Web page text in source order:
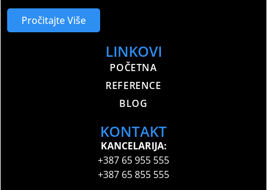
Pročitajte Više
LINKOVI
POČETNA
REFERENCE
BLOG
KONTAKT
KANCELARIJA:
+387 65 955 555
+387 65 855 555